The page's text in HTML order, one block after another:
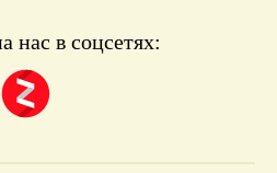
нас в соцсетях: